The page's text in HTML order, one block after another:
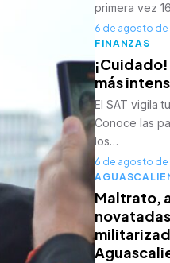
primera vez
6 de agosto de
FINANZAS
¡Cuidado!
más
El SAT vigila
Conoce las
los…
6 de agosto de
Maltrato,